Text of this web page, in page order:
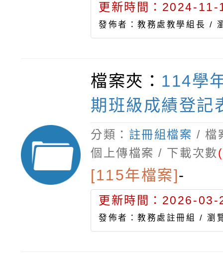
更新時間：2024-
發佈者：教務處教學組長 /
檔案夾： 114學
期班級成績登記
分類： 註冊組檔案 / 檔
個上傳檔案 / 下載次數
[115年檔案]-
更新時間：2026-
發佈者：教務處註冊組 /瀏